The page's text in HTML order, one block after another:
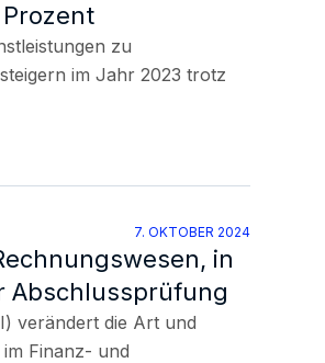
zu
im Jahr 2023 trotz
7. OKTOBER 2024
in
Abschlussprüfung
verändert die Art und
Finanz- und